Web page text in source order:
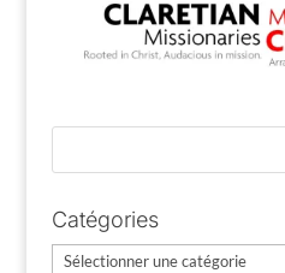
Catégories
Catégories